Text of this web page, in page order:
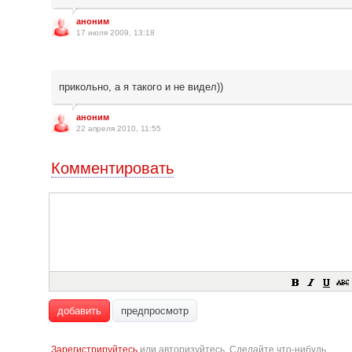
аноним
17 июля 2009, 13:18
прикольно, а я такого и не видел))
аноним
22 апреля 2010, 11:55
Комментировать
добавить предпросмотр
Зарегистрируйтесь или авторизуйтесь. Сделайте что-нибудь.